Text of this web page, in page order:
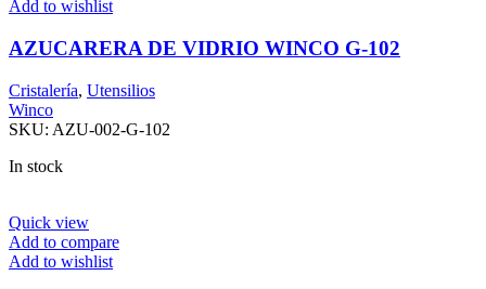
Add to wishlist
AZUCARERA DE VIDRIO WINCO G-102
Cristalería, Utensilios
Winco
SKU: AZU-002-G-102
In stock
Quick view
Add to compare
Add to wishlist